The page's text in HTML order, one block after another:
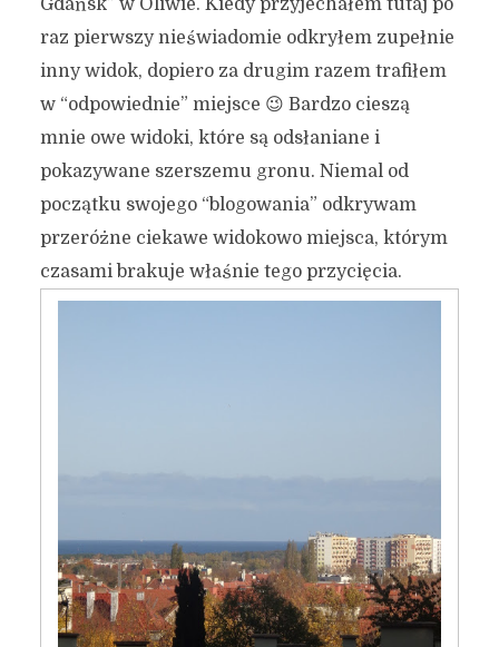
Gdańsk” w Oliwie. Kiedy przyjechałem tutaj po
raz pierwszy nieświadomie odkryłem zupełnie
inny widok, dopiero za drugim razem trafiłem
w “odpowiednie” miejsce 😉 Bardzo cieszą
mnie owe widoki, które są odsłaniane i
pokazywane szerszemu gronu. Niemal od
początku swojego “blogowania” odkrywam
przeróżne ciekawe widokowo miejsca, którym
czasami brakuje właśnie tego przycięcia.